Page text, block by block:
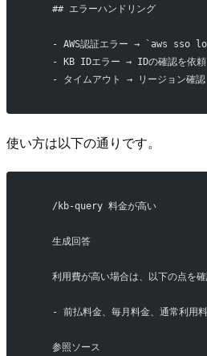
    ## エラーハンドリング
- AWS認証エラー → `aws sso
    - KB IDエラー → IDの確認を依頼
    - タイムアウト → リージョン確認
使い方は以下の通りです。
    /kb-query 料金が高い
    生成回答
利用費が高い場合は、以下の点を
- 前払料金、毎月料金、通常利用
    参照ソース